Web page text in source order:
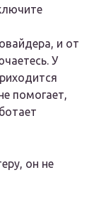
и от
У
помогает,
он не